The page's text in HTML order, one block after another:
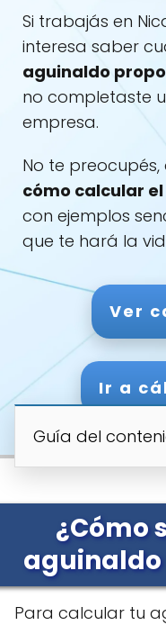
Si trabajás en
interesa saber
aguinaldo
no completaste
empresa.
No te
cómo calcular
con ejemplos
que te hará la
Ver
Ir a
Guía del
¿Cómo
Para calcular tu